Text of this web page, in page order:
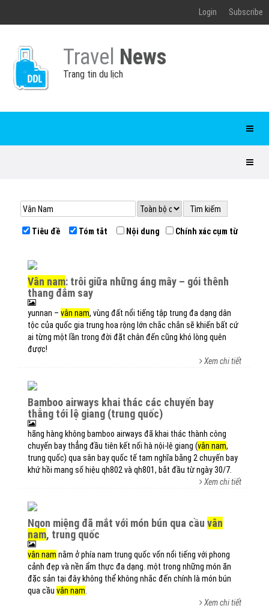
Login Subscribe
Travel News
Trang tin du lịch
Tiêu đề Tóm tắt Nội dung Chính xác cụm từ
vân nam: trôi giữa những áng mây – gói thênh
thang đắm say
yunnan – vân nam, vùng đất nổi tiếng tập trung đa dạng dân
tộc của quốc gia trung hoa rộng lớn chắc chắn sẽ khiến bất cứ
ai từng một lần trong đời đặt chân đến cũng khó lòng quên
được!
Xem chi tiết
bamboo airways khai thác các chuyến bay
thẳng tới lệ giang (trung quốc)
hãng hàng không bamboo airways đã khai thác thành công
chuyến bay thẳng đầu tiên kết nối hà nội-lệ giang (vân nam,
trung quốc) qua sân bay quốc tế tam nghĩa bằng 2 chuyến bay
khứ hồi mang số hiệu qh802 và qh801, bắt đầu từ ngày 30/7.
Xem chi tiết
ngon miệng đã mắt với món bún qua cầu vân
nam, trung quốc
vân nam nằm ở phía nam trung quốc vốn nổi tiếng với phong
cảnh đẹp và nền ẩm thực đa dạng. một trong những món ăn
đặc sản tại đây không thể không nhắc đến chính là món bún
qua cầu vân nam
Xem chi tiết